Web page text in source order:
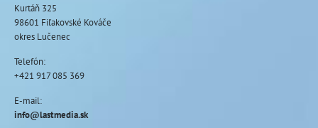
Kurtáň 325
98601 Fiľakovské Kováče
okres Lučenec
Telefón:
+421 917 085 369
E-mail:
info@lastmedia.sk